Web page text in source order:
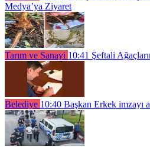
Medya’ya Ziyaret
Tarım ve Sanayi 10:41 Şeftali
Belediye 10:40 Başkan Erkek imzayı